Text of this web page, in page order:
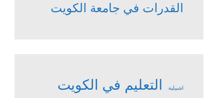
القدرات في جامعة الكويت
اشبيلية التعليم في الكويت